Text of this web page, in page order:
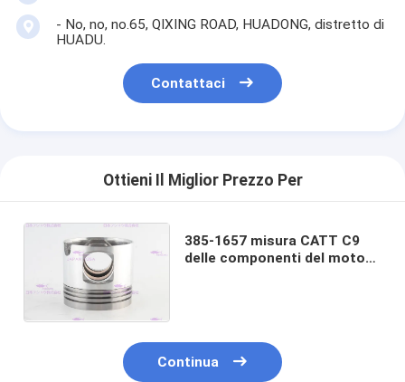
- No, no, no.65, QIXING ROAD, HUADONG, distretto di
HUADU.
Contattaci
Ottieni Il Miglior Prezzo Per
385-1657 misura CATT C9
delle componenti del motore
Continua